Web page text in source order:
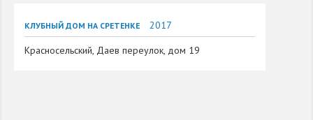
КЛУБНЫЙ ДОМ НА СРЕТЕНКЕ
2017
Красносельский, Даев переулок, дом 19